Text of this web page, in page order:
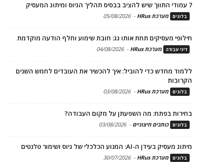
7 עמודי התווך שיש להציב בבסיס תהליך הגיוס ומיתוג המעסיק
בלוגים מערכת HRus -
05/08/2026
חילופי מעסיקים תחת אותו גג: חובת שימוע וחלף הודעה מוקדמת
דיני עבודה מערכת HRus -
04/08/2026
ללמוד מחדש כדי להוביל: איך להכשיר את העובדים לחמש השנים
הקרובות
בלוגים מערכת HRus -
03/08/2026
בחירות בפתח: מה השפעתן על מקום העבודה?
בלוגים כותבים חיצוניים -
03/08/2026
מיתוג מעסיק בעידן ה-AI: המנוע הכלכלי של גיוס ושימור טלנטים
בלוגים מערכת HRus -
30/07/2026